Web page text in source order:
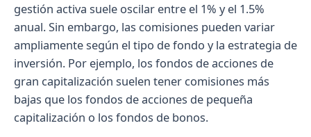
gestión activa suele oscilar entre el 1% y el 1.5%
anual. Sin embargo, las comisiones pueden variar
ampliamente según el tipo de fondo y la estrategia de
inversión. Por ejemplo, los fondos de acciones de
gran capitalización suelen tener comisiones más
bajas que los fondos de acciones de pequeña
capitalización o los fondos de bonos.